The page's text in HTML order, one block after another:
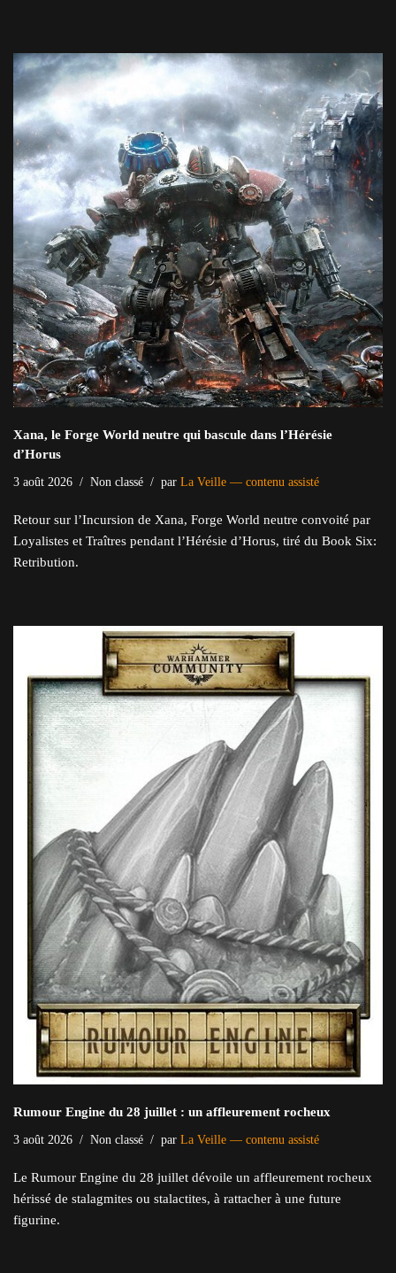
Xana, le Forge World neutre qui bascule dans l’Hérésie
d’Horus
3 août 2026 Non classé par La Veille — contenu assisté
Retour sur l’Incursion de Xana, Forge World neutre convoité par
Loyalistes et Traîtres pendant l’Hérésie d’Horus, tiré du Book Six:
Retribution.
Rumour Engine du 28 juillet : un affleurement rocheux
3 août 2026 Non classé par La Veille — contenu assisté
Le Rumour Engine du 28 juillet dévoile un affleurement rocheux
hérissé de stalagmites ou stalactites, à rattacher à une future
figurine.